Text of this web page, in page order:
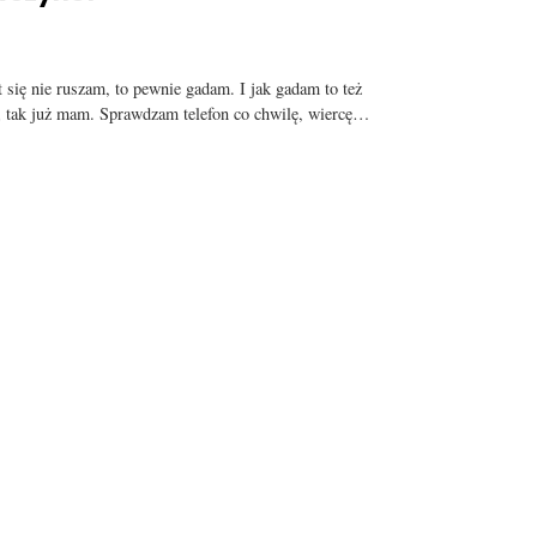
nie ruszam, to pewnie gadam. I jak gadam to też
już mam. Sprawdzam telefon co chwilę, wiercę…